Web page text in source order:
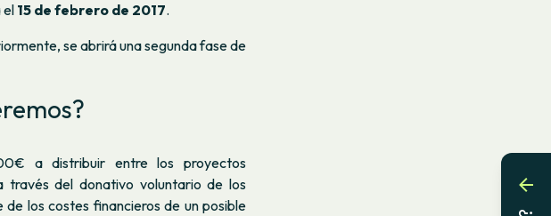
el 15 de febrero de 2017.
se abrirá una segunda fase de
a distribuir entre los proyectos
través del donativo voluntario de los
los costes financieros de un posible